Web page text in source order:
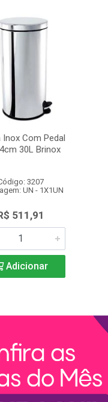
Inox Com Pedal
30L Brinox
3207
UN - 1X1UN
511,91
Adicionar